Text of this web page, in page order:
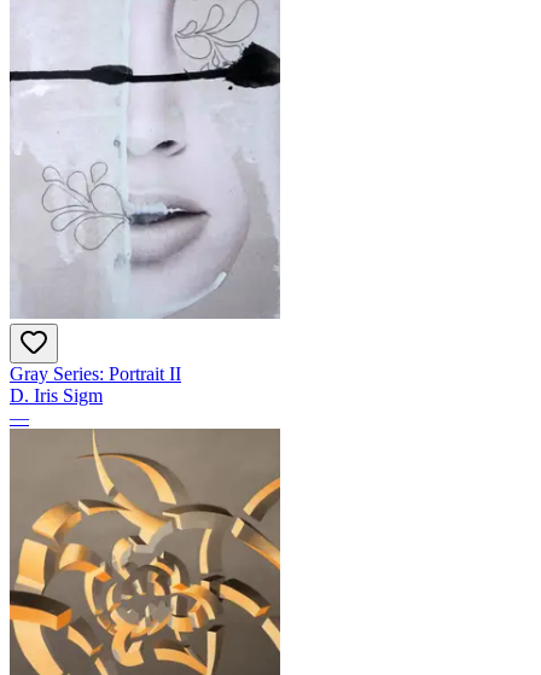
Gray Series: Portrait II
D. Iris Sigm
—